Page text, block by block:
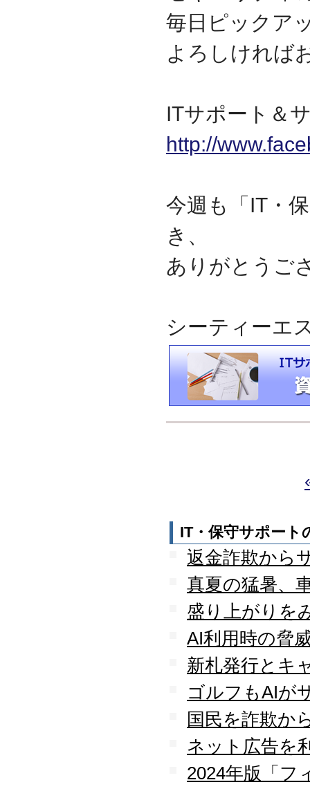
毎日ピックア
よろしければ
ITサポート＆
http://
今週も「IT・
き、
ありがとうご
シーティーエ
IT・保守サポート
返金詐欺から
真夏の猛暑、
盛り上がりを
AI利用時の脅
新札発行とキ
ゴルフもAIが
国民を詐欺か
ネット広告を
2024年版「フ